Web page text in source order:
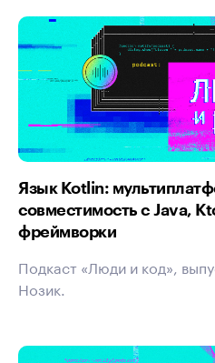
Язык Kotlin:
совместимость с Java,
фреймворки
Подкаст «Люди и код»,
Нозик.